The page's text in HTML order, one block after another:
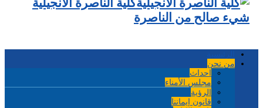
شيء صالح من الناصرة
من نحن
احداث
مجلس الأمناء
الرؤية
قانون إيماننا